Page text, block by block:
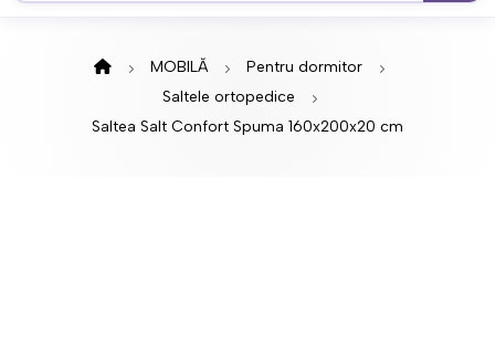
MOBILĂ
Pentru dormitor
Saltele ortopedice
Saltea Salt Confort Spuma 160x200x20 cm